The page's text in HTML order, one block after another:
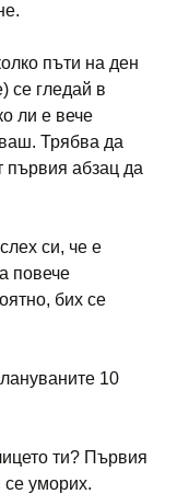
пъти на ден
се гледай в
ли е вече
Трябва да
първия абзац да
си, че е
повече
бих се
10
ти? Първия
се уморих.